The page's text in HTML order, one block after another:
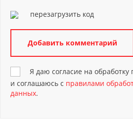
перезагрузить код
Я даю согласие на
и соглашаюсь с правилами
данных.